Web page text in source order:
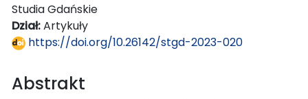
Studia Gdańskie
Dział:Artykuły
https://doi.org/10.26142/stgd-2023-020
Abstrakt